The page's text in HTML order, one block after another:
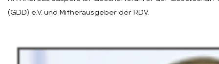
(GDD) e.V. und Mitherausgeber der RDV.